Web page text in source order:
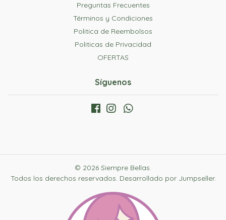
Preguntas Frecuentes
Términos y Condiciones
Politica de Reembolsos
Politicas de Privacidad
OFERTAS
Síguenos
© 2026 Siempre Bellas.
Todos los derechos reservados. Desarrollado por Jumpseller.